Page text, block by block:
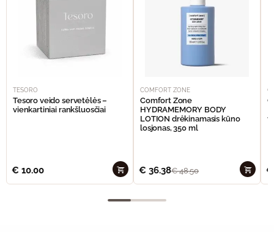
TESORO
Tesoro veido servetėlės –
vienkartiniai rankšluosčiai
€ 10.00
COMFORT ZONE
Comfort Zone
HYDRAMEMORY BODY
LOTION drėkinamasis kūno
losjonas, 350 ml
€ 36.38€48.50 €